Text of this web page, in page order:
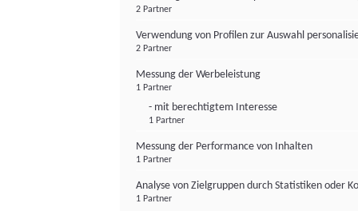
2 Partner
Verwendung von Profilen zur Auswahl
2 Partner
Messung der Werbeleistung
1 Partner
- mit berechtigtem Interesse
1 Partner
Messung der Performance von Inhalten
1 Partner
Analyse von Zielgruppen durch Statistiken oder
1 Partner